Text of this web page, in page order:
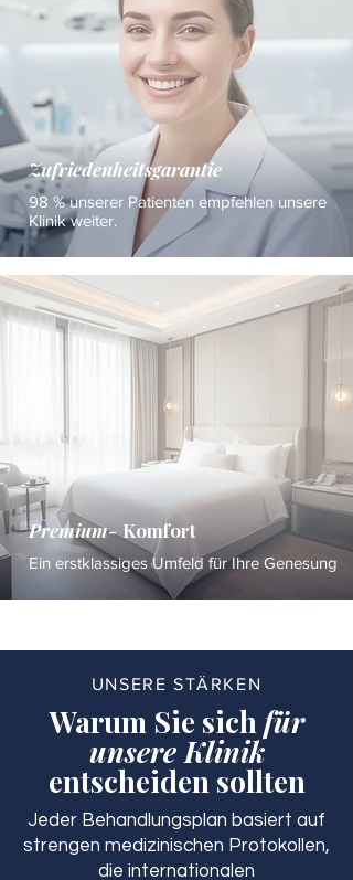
Zufriedenheitsgarantie
98 % unserer Patienten empfehlen unsere
Klinik weiter.
Premium-Komfort
Ein erstklassiges Umfeld für Ihre Genesung
UNSERE STÄRKEN
Warum Sie sichfür
unsere Klinik
entscheiden sollten
Jeder Behandlungsplan basiert auf
strengen medizinischen Protokollen,
die internationalen